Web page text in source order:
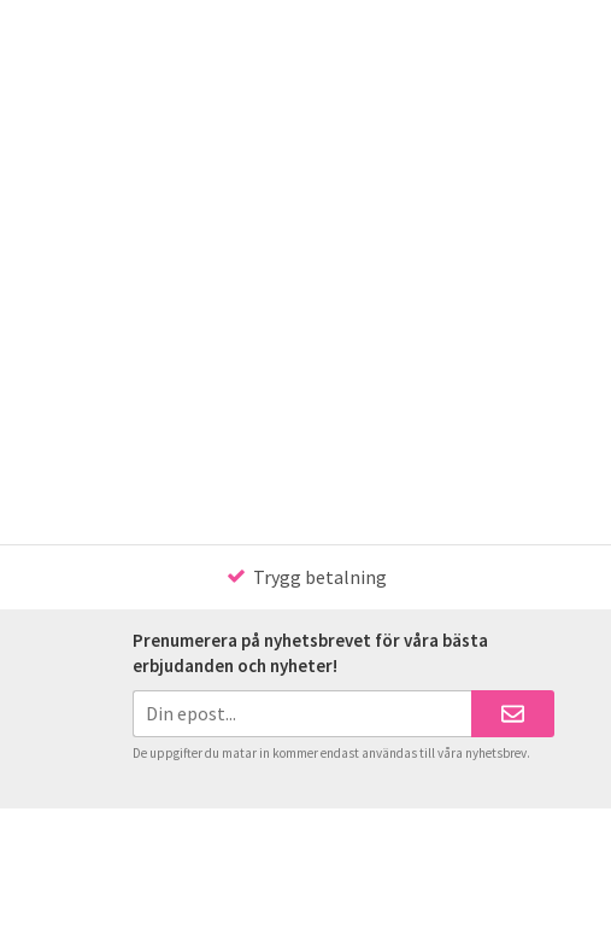
Trygg betalning
Prenumerera på nyhetsbrevet för våra bästa
erbjudanden och nyheter!
De uppgifter du matar in kommer endast användas till våra nyhetsbrev.